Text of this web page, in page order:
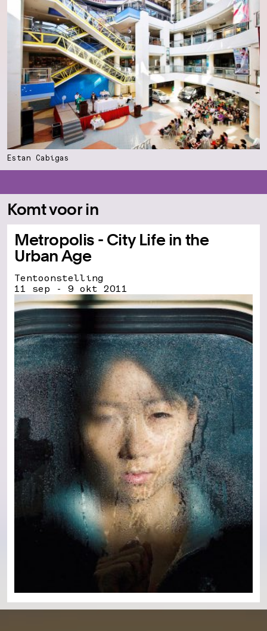
Estan Cabigas
Komt voor in
Metropolis - City Life in the
Urban Age
Tentoonstelling
11 sep - 9 okt 2011